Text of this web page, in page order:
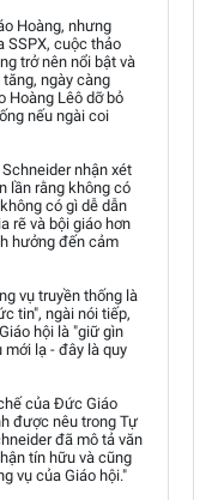
Hoàng, nhưng
SSPX, cuộc thảo
trở nên nổi bật và
ngày càng
Hoàng Lêô dỡ bỏ
nếu ngài coi
nhận xét
lần rằng không có
có gì dễ dẫn
rẽ và bội giáo hơn
hưởng đến cảm
vụ truyền thống là
tin", ngài nói tiếp,
hội là "giữ gìn
lạ - đây là quy
của Đức Giáo
được nêu trong Tự
đã mô tả văn
tín hữu và cũng
vụ của Giáo hội."